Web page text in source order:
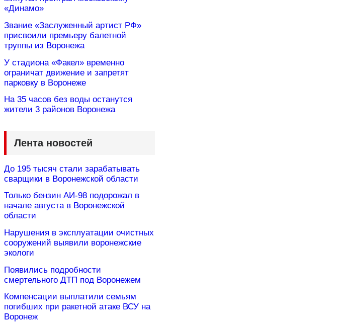
«Динамо»
Звание «Заслуженный артист РФ»
присвоили премьеру балетной
труппы из Воронежа
У стадиона «Факел» временно
ограничат движение и запретят
парковку в Воронеже
На 35 часов без воды останутся
жители 3 районов Воронежа
Лента новостей
До 195 тысяч стали зарабатывать
сварщики в Воронежской области
Только бензин АИ-98 подорожал в
начале августа в Воронежской
области
Нарушения в эксплуатации очистных
сооружений выявили воронежские
экологи
Появились подробности
смертельного ДТП под Воронежем
Компенсации выплатили семьям
погибших при ракетной атаке ВСУ на
Воронеж